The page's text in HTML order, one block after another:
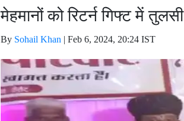
मेहमानों को रिटर्न गिफ्ट में
By Sohail Khan | Feb 6, 2024, 20:24 IST